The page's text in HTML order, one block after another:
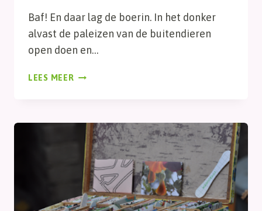
Baf! En daar lag de boerin. In het donker
alvast de paleizen van de buitendieren
open doen en…
LEES MEER GEVAARLIJK